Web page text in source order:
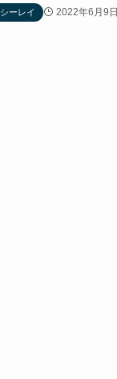
シーレイ 2022年6月9日